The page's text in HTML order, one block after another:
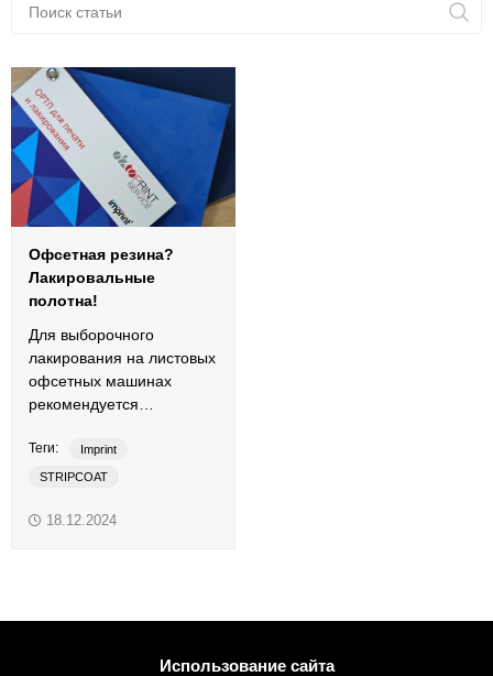
Офсетная резина?
Лакировальные
полотна!
Для выборочного
лакирования на листовых
офсетных машинах
рекомендуется
специализированные
резинотканевые полотна.
Теги: Imprint
STRIPCOAT
18.12.2024
Использование сайта